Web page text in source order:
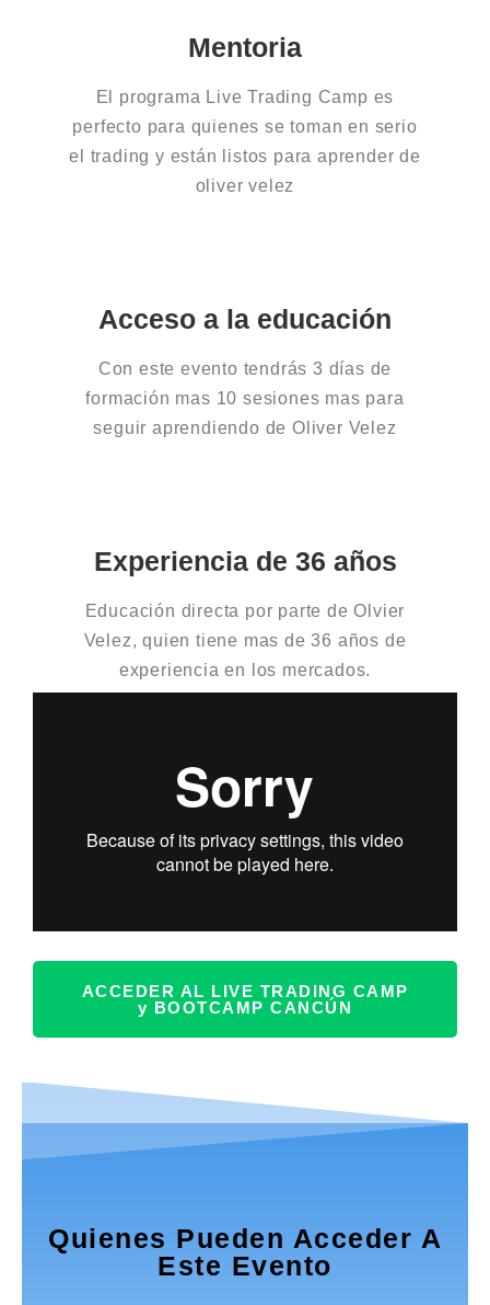
Mentoria
El programa Live Trading Camp es
perfecto para quienes se toman en serio
el trading y están listos para aprender de
oliver velez​
Acceso a la educación
Con este evento tendrás 3 días de
formación mas 10 sesiones mas para
seguir aprendiendo de Oliver Velez
Experiencia de 36 años
Educación directa por parte de Olvier
Velez, quien tiene mas de 36 años de
experiencia en los mercados.
ACCEDER AL LIVE TRADING CAMP
y BOOTCAMP CANCÚN
Quienes Pueden Acceder A
Este Evento